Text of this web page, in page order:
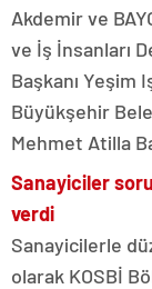
Akdemir ve
ve İş İnsanları
Başkanı Yeşim
Büyükşehir
Mehmet Atilla
Sanayiciler
verdi
Sanayicilerle
olarak KOSBİ